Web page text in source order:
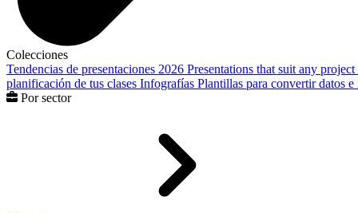
Colecciones
Tendencias de presentaciones 2026 Presentations that suit any project
planificación de tus clases Infografías Plantillas para convertir datos
Por sector